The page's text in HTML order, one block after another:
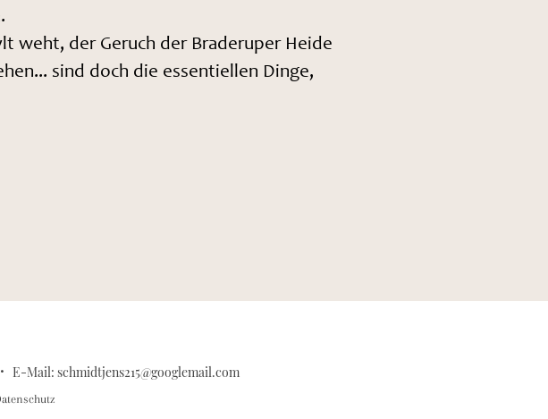
weht, der Geruch der Braderuper Heide
sind doch die essentiellen Dinge,
E-Mail: schmidtjens215@googlemail.com